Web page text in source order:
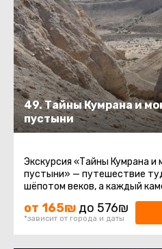
49. Тайны Кумрана и
пустыни
Экскурсия «Тайны Кумрана
пустыни» — путешествие
шёпотом веков, а каждый
начинаем путь с Модиин ...
от 165₪ до 576₪
*зависит от города и даты